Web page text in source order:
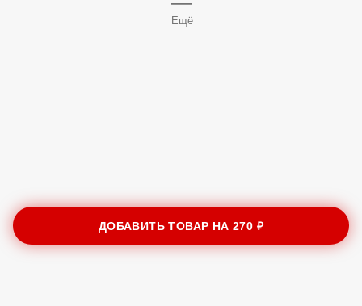
ДОБАВИТЬ ТОВАР НА270 ₽
Ещё